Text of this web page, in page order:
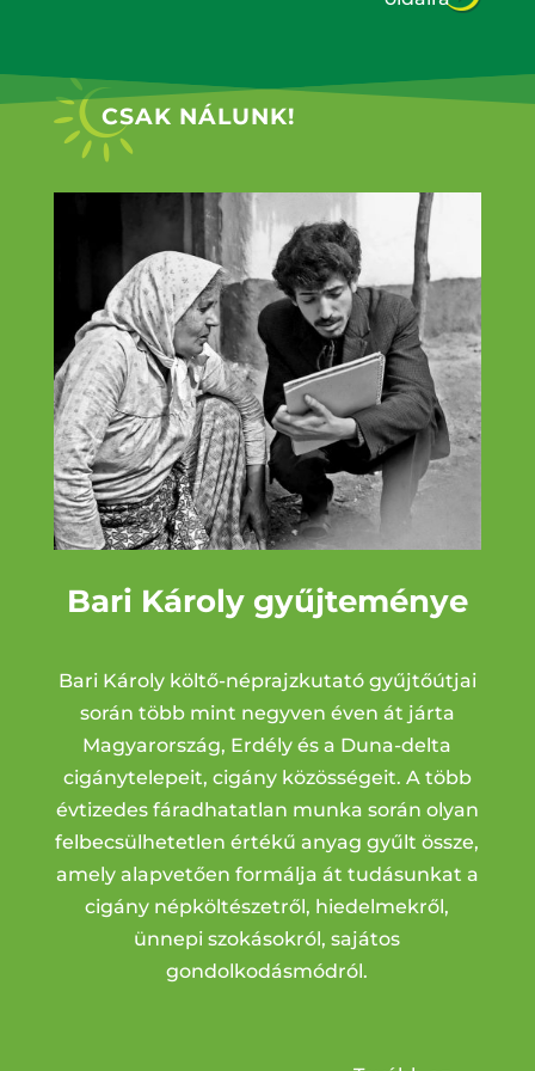
CSAK NÁLUNK!
Bari Károly gyűjteménye
Bari Károly költő-néprajzkutató gyűjtőútjai
során több mint negyven éven át járta
Magyarország, Erdély és a Duna-delta
cigánytelepeit, cigány közösségeit. A több
évtizedes fáradhatatlan munka során olyan
felbecsülhetetlen értékű anyag gyűlt össze,
amely alapvetően formálja át tudásunkat a
cigány népköltészetről, hiedelmekről,
ünnepi szokásokról, sajátos
gondolkodásmódról.